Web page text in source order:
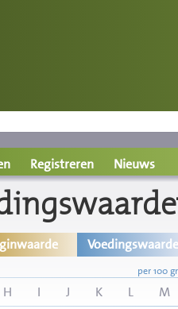
Registreren Nieuws
Voedingswaarde
per 100
H I J K L M